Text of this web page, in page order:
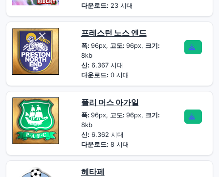
다운로드: 23 시대
프레스턴 노스 엔드
폭: 96px, 고도: 96px, 크기:
8kb
신: 6.367 시대
다운로드: 0 시대
플리 머스 아가일
폭: 96px, 고도: 96px, 크기:
8kb
신: 6.362 시대
다운로드: 8 시대
헤타페